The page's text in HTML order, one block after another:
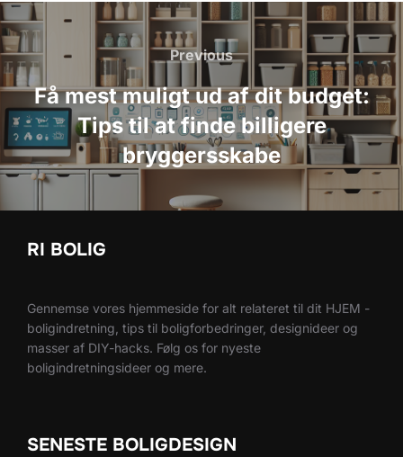
Indlægsnavigation
Previous
Previous
Få mest muligt ud af dit budget:
Tips til at finde billigere
bryggersskabe
RI BOLIG
Gennemse vores hjemmeside for alt relateret til dit HJEM -
boligindretning, tips til boligforbedringer, designideer og
masser af DIY-hacks. Følg os for nyeste
boligindretningsideer og mere.
SENESTE BOLIGDESIGN